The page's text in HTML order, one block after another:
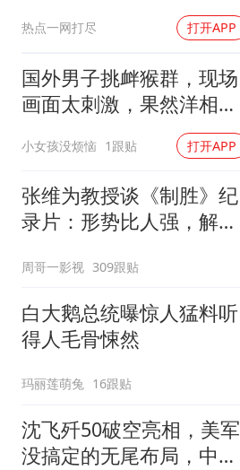
热点一网打尽 打开APP
国外男子挑衅猴群，现场
画面太刺激，果然洋相还
小女孩没烦恼 1跟贴 打开APP
张维为教授谈《制胜》纪
录片：形势比人强，解放
周哥一影视 309跟贴
白大鹅总统曝惊人猛料听
得人毛骨悚然
玛丽莲萌兔 16跟贴
沈飞歼50破空亮相，美军
没搞定的无尾布局，中国